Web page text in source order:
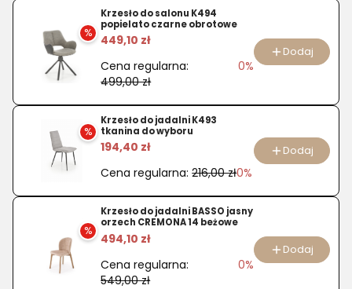
%
Krzesło do salonu K494
popielato czarne obrotowe
449,10 zł
Cena regularna:
499,00 zł
0%
Dodaj
%
Krzesło do jadalni K493
tkanina do wyboru
194,40 zł
Cena regularna: 216,00 zł0%
Dodaj
%
Krzesło do jadalni BASSO jasny
orzech CREMONA 14 beżowe
494,10 zł
Cena regularna:
549,00 zł
0%
Dodaj